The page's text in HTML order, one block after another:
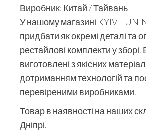
Виробник: Китай / Тайвань
У нашому магазині KYIV
придбати як окремі деталі та
рестайлові комплекти у зборі.
виготовлені з якісних
дотриманням технологій та
перевіреними виробниками.
Товар в наявності на наших
Дніпрі.